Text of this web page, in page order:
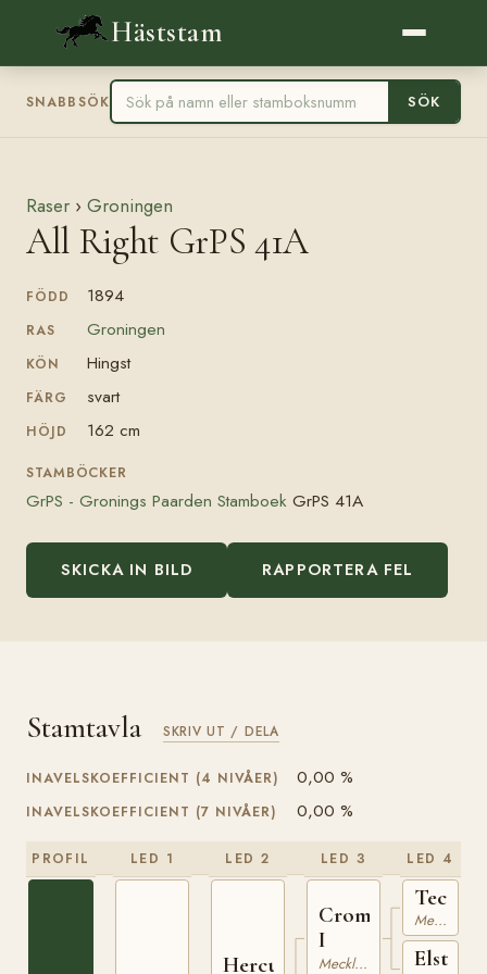
Häststam
SNABBSÖK SÖK
Raser › Groningen
All Right GrPS 41A
FÖDD 1894
RAS Groningen
KÖN Hingst
FÄRG svart
HÖJD 162 cm
STAMBÖCKER
GrPS - Gronings Paarden Stamboek GrPS 41A
SKICKA IN BILD RAPPORTERA FEL
Stamtavla SKRIV UT / DELA
INAVELSKOEFFICIENT (4 NIVÅER) 0,00 %
INAVELSKOEFFICIENT (7 NIVÅER) 0,00 %
PROFIL LED 1 LED 2
Hercules
LED 3
Cromwell
I
Mecklenburgare
LED 4
Tector
Mecklenburgare
Elster